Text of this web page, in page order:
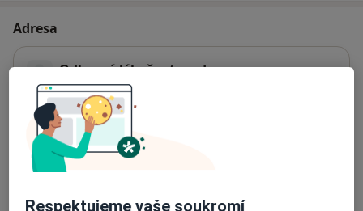
Adresa
Odborný lékař ortoped
Metyšova 465,
Přiblížit mapu
Respektujeme vaše soukromí